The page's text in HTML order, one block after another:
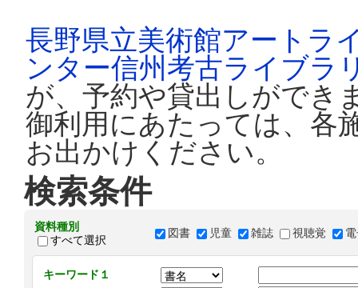
長野県立美術館アートラ
ンター信州考古ライブラ
が、予約や貸出しができ
御利用にあたっては、各
お出かけください。
検索条件
資料種別
すべて選択
図書 児童 雑誌 視聴覚
キーワード１